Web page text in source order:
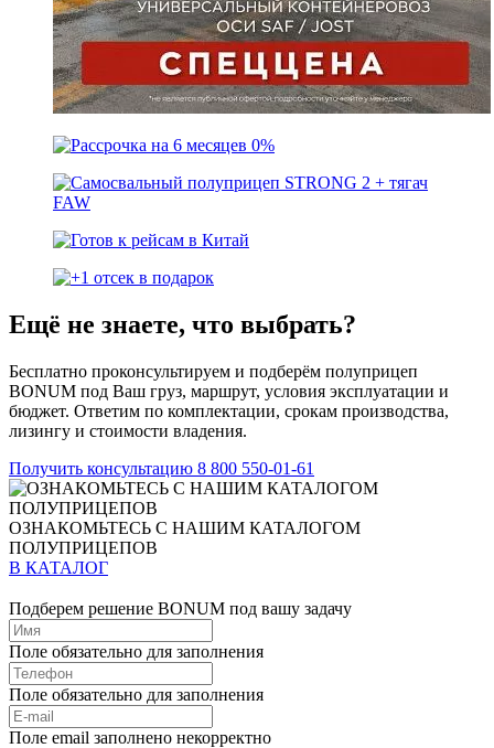
Ещё не знаете, что выбрать?
Бесплатно проконсультируем и подберём полуприцеп
BONUM под Ваш груз, маршрут, условия эксплуатации и
бюджет. Ответим по комплектации, срокам производства,
лизингу и стоимости владения.
Получить консультацию 8 800 550-01-61
ОЗНАКОМЬТЕСЬ С НАШИМ КАТАЛОГОМ
ПОЛУПРИЦЕПОВ
В КАТАЛОГ
Подберем решение BONUM под вашу задачу
Поле обязательно для заполнения
Поле обязательно для заполнения
Поле email заполнено некорректно